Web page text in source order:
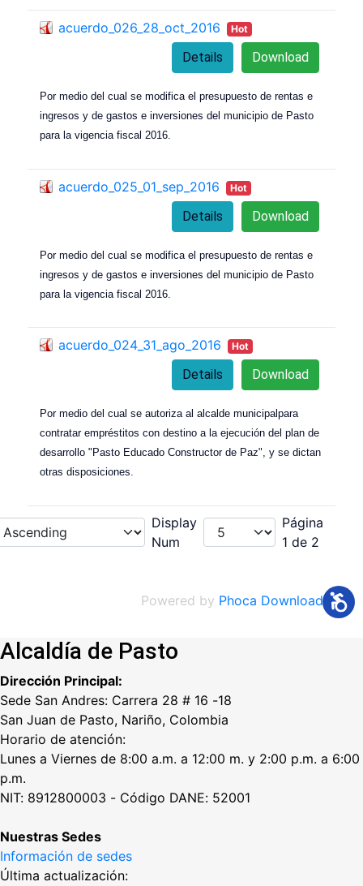
acuerdo_026_28_oct_2016 Hot
Download
Details
Por medio del cual se modifica el presupuesto de rentas e
ingresos y de gastos e inversiones del municipio de Pasto
para la vigencia fiscal 2016.
acuerdo_025_01_sep_2016 Hot
Download
Details
Por medio del cual se modifica el presupuesto de rentas e
ingresos y de gastos e inversiones del municipio de Pasto
para la vigencia fiscal 2016.
acuerdo_024_31_ago_2016 Hot
Download
Details
Por medio del cual se autoriza al alcalde municipalpara
contratar empréstitos con destino a la ejecución del plan de
desarrollo "Pasto Educado Constructor de Paz", y se dictan
otras disposiciones.
Display
Num
Página
1 de 2
Powered by Phoca Download
Alcaldía de Pasto
Dirección Principal:
Sede San Andres: Carrera 28 # 16 -18
San Juan de Pasto, Nariño, Colombia
Horario de atención:
Lunes a Viernes de 8:00 a.m. a 12:00 m. y 2:00 p.m. a 6:00
p.m.
NIT: 8912800003 - Código DANE: 52001
Nuestras Sedes
Información de sedes
Última actualización: